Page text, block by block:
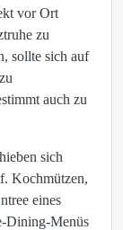
vor Ort
zu
sollte sich auf
auch zu
sich
Kochmützen,
eines
Dining-Menüs